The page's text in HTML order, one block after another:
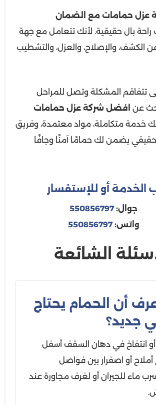
عزل حمامات مع الضمان
راحة بال حقيقية. لأنك تتعامل مع جهة
الكشف، والإصلاح، والعزل، والتشطيب
تتفاقم المشكلة وتصل للمراحل
عن افضل شركة عزل حمامات
خدمة متكاملة، مواد معتمدة، وفريق
يضمن لك حمامًا آمنًا وجافًا
الخدمة أو للإستفسار
جوال:550856797
واتس:550856797
الشائعة
أن الحمام يحتاج
جديد؟
انتفاخ في دهان السقف أسفل
أملاح أو اصفرار بين فواصل
ماء للجيران أو لغرف مجاورة عند